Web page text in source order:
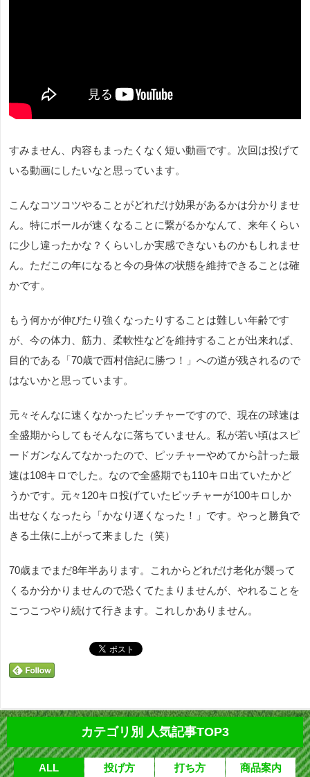
すみません、内容もまったくなく短い動画です。次回は投げて
いる動画にしたいなと思っています。
こんなコツコツやることがどれだけ効果があるかは分かりませ
ん。特にボールが速くなることに繋がるかなんて、来年くらい
に少し違ったかな？くらいしか実感できないものかもしれませ
ん。ただこの年になると今の身体の状態を維持できることは確
かです。
もう何かが伸びたり強くなったりすることは難しい年齢です
が、今の体力、筋力、柔軟性などを維持することが出来れば、
目的である「70歳で西村信紀に勝つ！」への道が残されるので
はないかと思っています。
元々そんなに速くなかったピッチャーですので、現在の球速は
全盛期からしてもそんなに落ちていません。私が若い頃はスピ
ードガンなんてなかったので、ピッチャーやめてから計った最
速は108キロでした。なので全盛期でも110キロ出ていたかど
うかです。元々120キロ投げていたピッチャーが100キロしか
出せなくなったら「かなり遅くなった！」です。やっと勝負で
きる土俵に上がって来ました（笑）
70歳までまだ8年半あります。これからどれだけ老化が襲って
くるか分かりませんので恐くてたまりませんが、やれることを
こつこつやり続けて行きます。これしかありません。
カテゴリ別 人気記事TOP3
ALL 投げ方 打ち方 商品案内